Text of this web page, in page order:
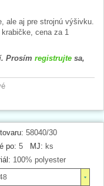
ale aj pre strojnú výšivku.
cena za 1
Prosím registrujte sa,
58040/30
po: 5 MJ: ks
100% polyester